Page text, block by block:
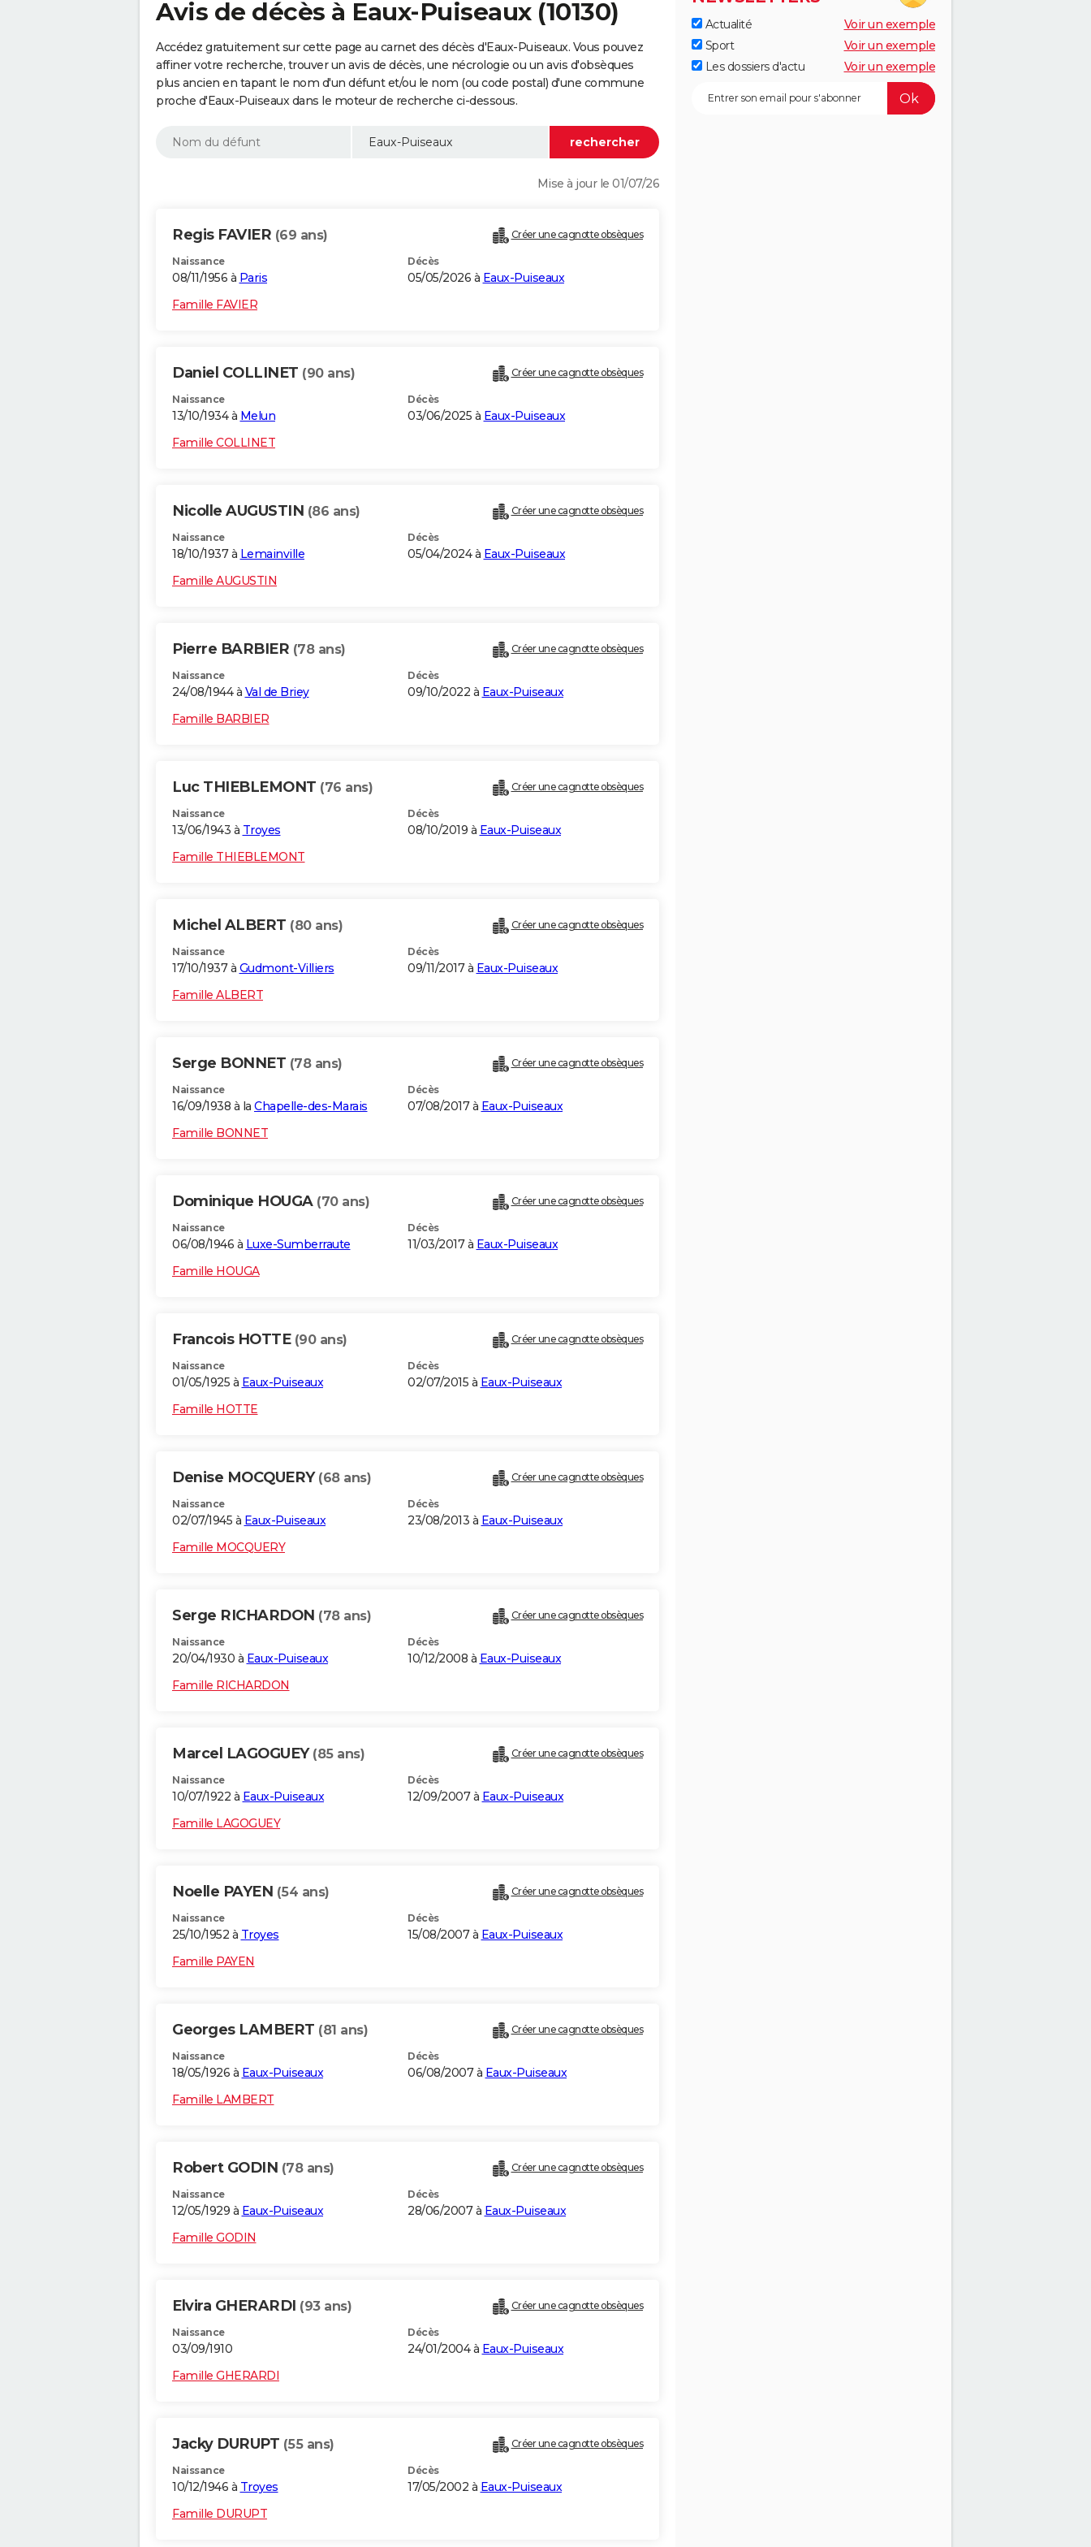
Avis de décès à Eaux-Puiseaux (10130)
Accédez gratuitement sur cette page au carnet des décès d'Eaux-Puiseaux. Vous pouvez
affiner votre recherche, trouver un avis de décès, une nécrologie ou un avis d'obsèques
plus ancien en tapant le nom d'un défunt et/ou le nom (ou code postal) d'une commune
proche d'Eaux-Puiseaux dans le moteur de recherche ci-dessous.
Mise à jour le 01/07/26
Regis FAVIER (69 ans) Créer une cagnotte obsèques
Naissance
08/11/1956 à Paris
Décès
05/05/2026 à Eaux-Puiseaux
Famille FAVIER
Daniel COLLINET (90 ans) Créer une cagnotte obsèques
Naissance
13/10/1934 à Melun
Décès
03/06/2025 à Eaux-Puiseaux
Famille COLLINET
Nicolle AUGUSTIN (86 ans) Créer une cagnotte obsèques
Naissance
18/10/1937 à Lemainville
Décès
05/04/2024 à Eaux-Puiseaux
Famille AUGUSTIN
Pierre BARBIER (78 ans) Créer une cagnotte obsèques
Naissance
24/08/1944 à Val de Briey
Décès
09/10/2022 à Eaux-Puiseaux
Famille BARBIER
Luc THIEBLEMONT (76 ans) Créer une cagnotte obsèques
Naissance
13/06/1943 à Troyes
Décès
08/10/2019 à Eaux-Puiseaux
Famille THIEBLEMONT
Michel ALBERT (80 ans) Créer une cagnotte obsèques
Naissance
17/10/1937 à Gudmont-Villiers
Décès
09/11/2017 à Eaux-Puiseaux
Famille ALBERT
Serge BONNET (78 ans) Créer une cagnotte obsèques
Naissance
16/09/1938 à la Chapelle-des-Marais
Décès
07/08/2017 à Eaux-Puiseaux
Famille BONNET
Dominique HOUGA (70 ans) Créer une cagnotte obsèques
Naissance
06/08/1946 à Luxe-Sumberraute
Décès
11/03/2017 à Eaux-Puiseaux
Famille HOUGA
Francois HOTTE (90 ans) Créer une cagnotte obsèques
Naissance
01/05/1925 à Eaux-Puiseaux
Décès
02/07/2015 à Eaux-Puiseaux
Famille HOTTE
Denise MOCQUERY (68 ans) Créer une cagnotte obsèques
Naissance
02/07/1945 à Eaux-Puiseaux
Décès
23/08/2013 à Eaux-Puiseaux
Famille MOCQUERY
Serge RICHARDON (78 ans) Créer une cagnotte obsèques
Naissance
20/04/1930 à Eaux-Puiseaux
Décès
10/12/2008 à Eaux-Puiseaux
Famille RICHARDON
Marcel LAGOGUEY (85 ans) Créer une cagnotte obsèques
Naissance
10/07/1922 à Eaux-Puiseaux
Décès
12/09/2007 à Eaux-Puiseaux
Famille LAGOGUEY
Noelle PAYEN (54 ans) Créer une cagnotte obsèques
Naissance
25/10/1952 à Troyes
Décès
15/08/2007 à Eaux-Puiseaux
Famille PAYEN
Georges LAMBERT (81 ans) Créer une cagnotte obsèques
Naissance
18/05/1926 à Eaux-Puiseaux
Décès
06/08/2007 à Eaux-Puiseaux
Famille LAMBERT
Robert GODIN (78 ans) Créer une cagnotte obsèques
Naissance
12/05/1929 à Eaux-Puiseaux
Décès
28/06/2007 à Eaux-Puiseaux
Famille GODIN
Elvira GHERARDI (93 ans) Créer une cagnotte obsèques
Naissance
03/09/1910
Décès
24/01/2004 à Eaux-Puiseaux
Famille GHERARDI
Jacky DURUPT (55 ans) Créer une cagnotte obsèques
Naissance
10/12/1946 à Troyes
Décès
17/05/2002 à Eaux-Puiseaux
Famille DURUPT
Actualité
Voir un exemple
Sport
Voir un exemple
Les dossiers d'actu
Voir un exemple